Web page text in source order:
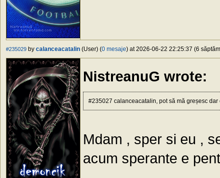
#235029 by calanceacatalin (User) (0 mesaje) at 2026-06-22 22:25:37 (6
NistreanuG wrote:
#235027 calanceacatalin, pot să mă greșesc
Mdam , sper si eu ,
acum sperante e